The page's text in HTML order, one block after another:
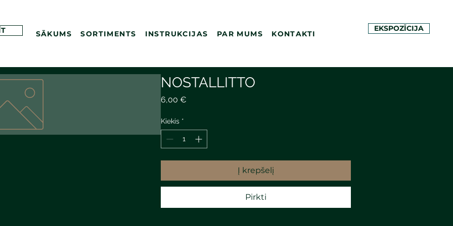
SĀKUMS SORTIMENTS INSTRUKCIJAS PAR MUMS KONTAKTI
EKSPOZĪCIJA
NOSTALLITTO
6,00 €
Kiekis *
Į krepšelį
Pirkti